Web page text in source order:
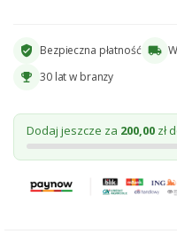
verified_user Bezpieczna płatność local_shipping
emoji_events 30 lat w branzy
Dodaj jeszcze za 200,00 zł